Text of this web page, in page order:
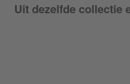
Uit dezelfde collectie